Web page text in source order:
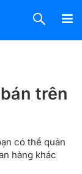
trên
có thể quản
hàng khác